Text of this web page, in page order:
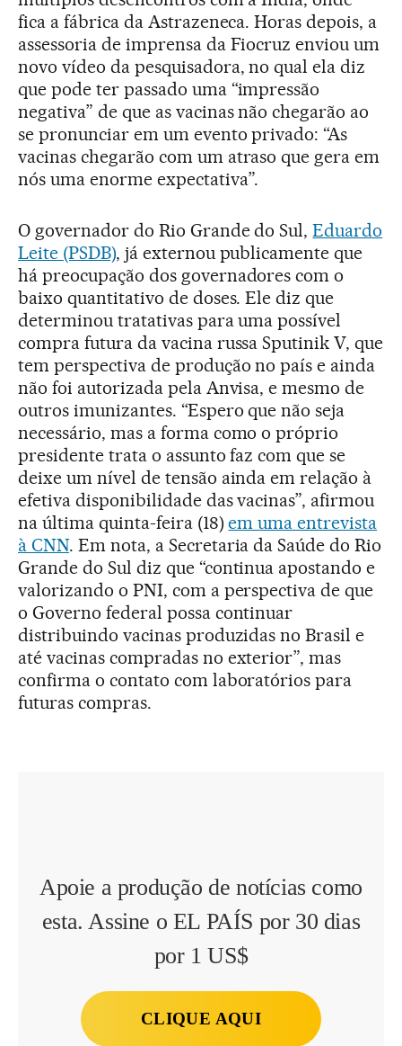
fica a fábrica da Astrazeneca. Horas depois, a
assessoria de imprensa da Fiocruz enviou um
novo vídeo da pesquisadora, no qual ela diz
que pode ter passado uma “impressão
negativa” de que as vacinas não chegarão ao
se pronunciar em um evento privado: “As
vacinas chegarão com um atraso que gera em
nós uma enorme expectativa”.
O governador do Rio Grande do Sul,Eduardo
Leite (PSDB), já externou publicamente que
há preocupação dos governadores com o
baixo quantitativo de doses. Ele diz que
determinou tratativas para uma possível
compra futura da vacina russa Sputinik V, que
tem perspectiva de produção no país e ainda
não foi autorizada pela Anvisa, e mesmo de
outros imunizantes. “Espero que não seja
necessário, mas a forma como o próprio
presidente trata o assunto faz com que se
deixe um nível de tensão ainda em relação à
efetiva disponibilidade das vacinas”, afirmou
na última quinta-feira (18)em uma entrevista
à CNN. Em nota, a Secretaria da Saúde do Rio
Grande do Sul diz que “continua apostando e
valorizando o PNI, com a perspectiva de que
o Governo federal possa continuar
distribuindo vacinas produzidas no Brasil e
até vacinas compradas no exterior”, mas
confirma o contato com laboratórios para
futuras compras.
Apoie a produção de notícias como
esta. Assine o EL PAÍS por 30 dias
por 1 US$
CLIQUE AQUI